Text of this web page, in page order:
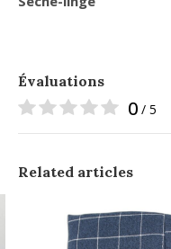
Évaluations
0 / 5
Related articles